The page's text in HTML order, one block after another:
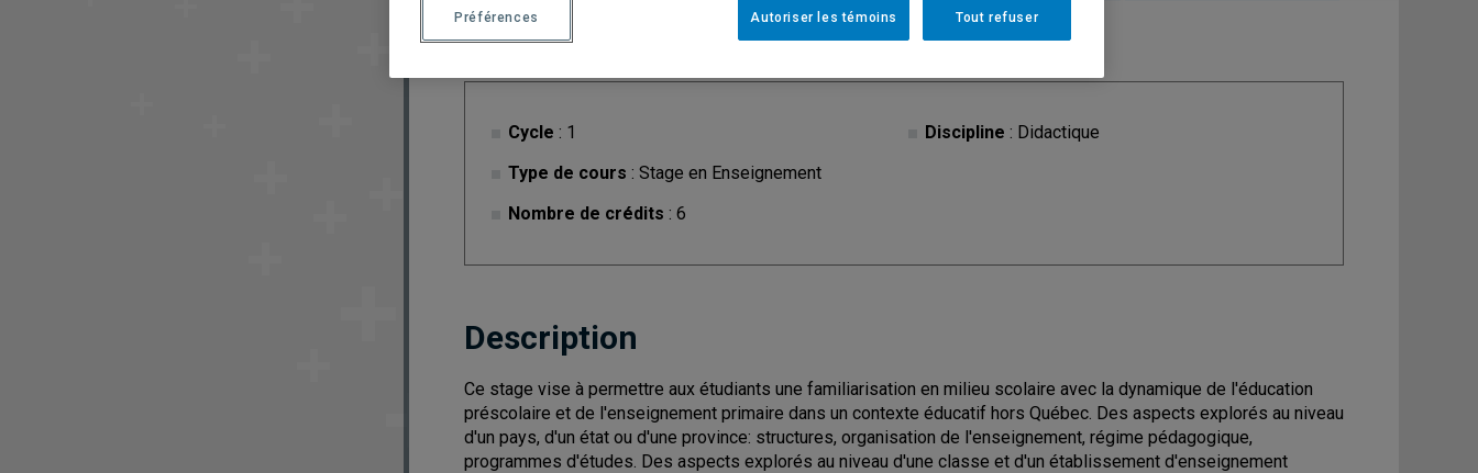
Cycle : 1
Type de cours : Stage en Enseignement
Nombre de crédits : 6
Discipline : Didactique
Description
Ce stage vise à permettre aux étudiants une familiarisation en milieu scolaire avec la dynamique de l'éducation
préscolaire et de l'enseignement primaire dans un contexte éducatif hors Québec. Des aspects explorés au niveau
d'un pays, d'un état ou d'une province: structures, organisation de l'enseignement, régime pédagogique,
programmes d'études. Des aspects explorés au niveau d'une classe et d'un établissement d'enseignement
Tout refuser
Autoriser les témoins
Préférences